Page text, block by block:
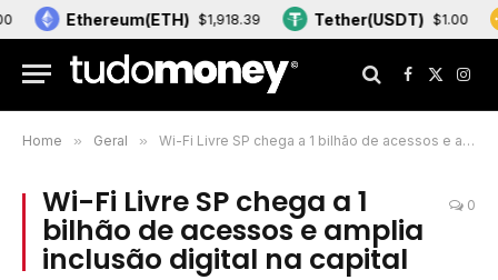
Ethereum(ETH) $1,918.39 Tether(USDT) $1.00
Facebook
X
(Twitter)
Home » Geral » Wi-Fi Livre SP chega a 1 bilhão de acessos e amplia inclusão digital na capital
Wi-Fi Livre SP chega a 1
bilhão de acessos e amplia
inclusão digital na capital
0